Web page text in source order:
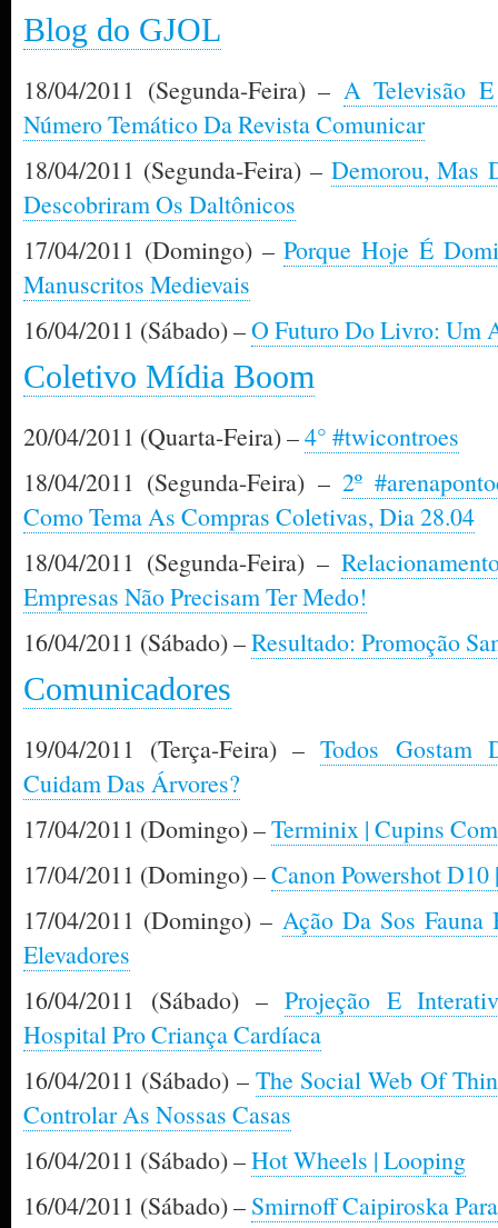
Blog do GJOL
18/04/2011 (Segunda-Feira) – A Televisão E
Número Temático Da Revista Comunicar
18/04/2011 (Segunda-Feira) – Demorou, Mas
Descobriram Os Daltônicos
17/04/2011 (Domingo) –Porque Hoje É
Manuscritos Medievais
16/04/2011 (Sábado) –O Futuro Do Livro: Um
Coletivo Mídia Boom
20/04/2011 (Quarta-Feira) –4° #twicontroes
18/04/2011 (Segunda-Feira) – 2º
Como Tema As Compras Coletivas, Dia 28.04
18/04/2011 (Segunda-Feira) –
Empresas Não Precisam Ter Medo!
16/04/2011 (Sábado) –Resultado: Promoção
Comunicadores
19/04/2011 (Terça-Feira) –Todos Gostam
Cuidam Das Árvores?
17/04/2011 (Domingo) –Terminix | Cupins
17/04/2011 (Domingo) –Canon Powershot
17/04/2011 (Domingo) – Ação Da Sos Fauna
Elevadores
16/04/2011 (Sábado) – Projeção E
Hospital Pro Criança Cardíaca
16/04/2011 (Sábado) – The Social Web Of
Controlar As Nossas Casas
16/04/2011 (Sábado) –Hot Wheels | Looping
16/04/2011 (Sábado) – Smirnoff Caipiroska